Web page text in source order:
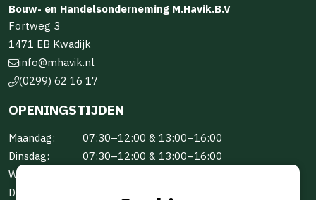
Bouw- en Handelsonderneming M.Havik.B.V
Fortweg 3
1471 EB Kwadijk
info@mhavik.nl
(0299) 62 16 17
OPENINGSTIJDEN
Maandag:
07:30–12:00 & 13:00–16:00
Dinsdag:
07:30–12:00 & 13:00–16:00
Woensdag:
Donderdag: